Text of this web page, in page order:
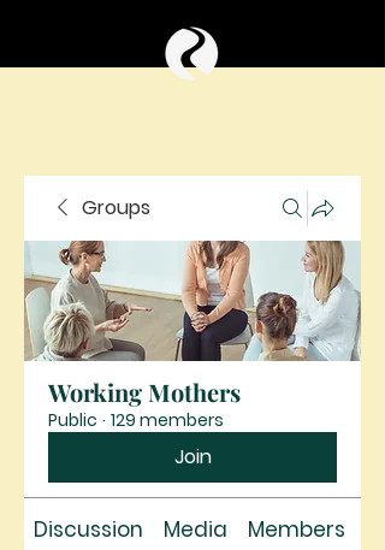
Groups
Working Mothers
Public · 129 members
Join
Discussion Media Members